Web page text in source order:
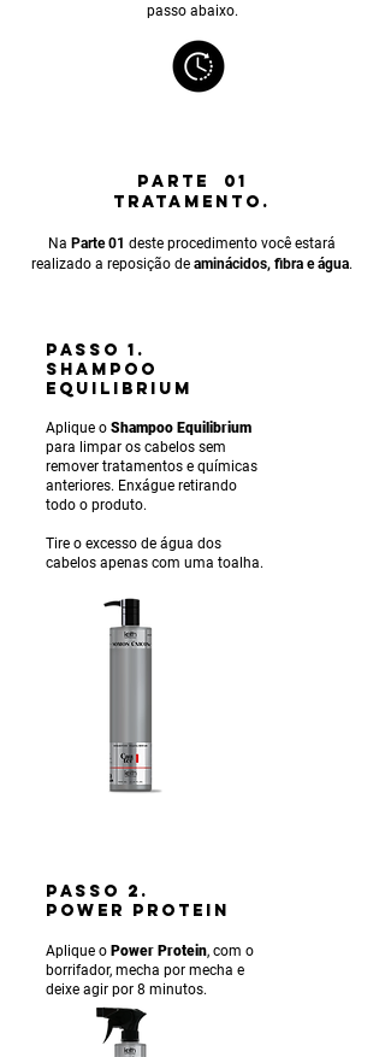
passo abaixo.
PARTE 01
TRATAMENTO.
Na Parte 01 deste procedimento você estará
realizado a reposição de aminácidos, fibra e água.
PASSO 1.
SHAMPOO
EQUILIBRIUM
Aplique o Shampoo Equilibrium
para limpar os cabelos sem
remover tratamentos e químicas
anteriores. Enxágue retirando
todo o produto.
Tire o excesso de água dos
cabelos apenas com uma toalha.
PASSO 2.
POWER PROTEIN
Aplique o Power Protein, com o
borrifador, mecha por mecha e
deixe agir por 8 minutos.